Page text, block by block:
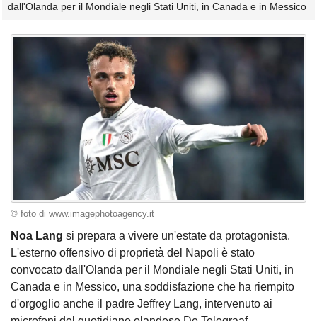
dall'Olanda per il Mondiale negli Stati Uniti, in Canada e in Messico
© foto di www.imagephotoagency.it
Noa Lang si prepara a vivere un'estate da protagonista.
L'esterno offensivo di proprietà del Napoli è stato
convocato dall'Olanda per il Mondiale negli Stati Uniti, in
Canada e in Messico, una soddisfazione che ha riempito
d'orgoglio anche il padre Jeffrey Lang, intervenuto ai